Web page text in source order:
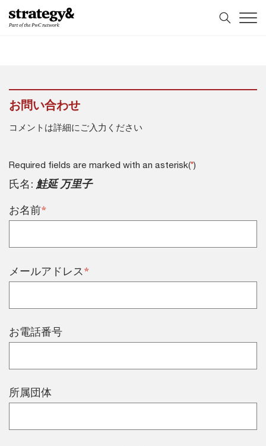
ン
ッ
ッ
プお問い合わせ
コメントは詳細にご入力ください
Required fields are marked with an asterisk(*)
氏名: 鮭延 万里子
お名前*
メールアドレス*
お電話番号
所属団体